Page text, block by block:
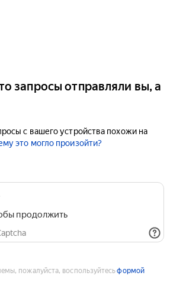
запросы отправляли вы, а
с вашего устройства похожи на
это могло произойти?
продолжить
пожалуйста, воспользуйтесьформой